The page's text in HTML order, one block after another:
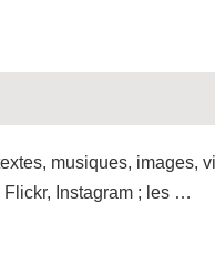
musiques,
Flickr, Instagram ; les …